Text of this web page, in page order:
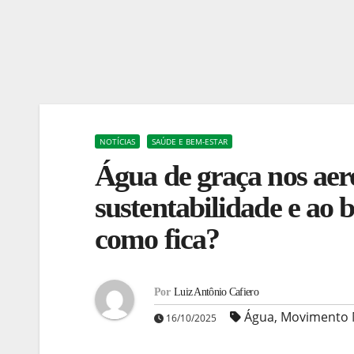
NOTÍCIAS SAÚDE E BEM-ESTAR
Água de graça nos
sustentabilidade e ao
como fica?
Por Luiz Antônio Cafiero
16/10/2025 Água, Movimento